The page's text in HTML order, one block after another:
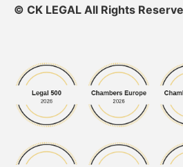
© CK LEGAL All Rights